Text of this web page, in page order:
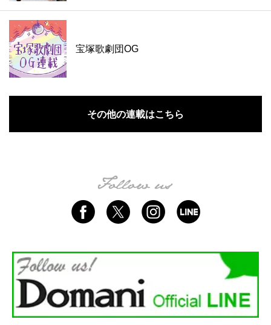
宝塚歌劇団OG
その他の連載はこちら